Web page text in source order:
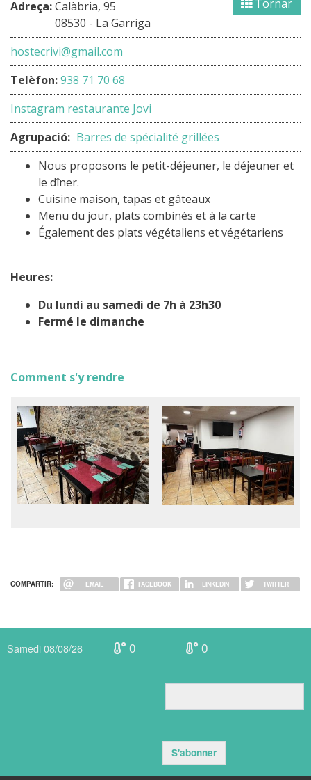
Tornar
Adreça:Calàbria, 95
08530 - La Garriga
hostecrivi@gmail.com
Telèfon:938 71 70 68
Instagram restaurante Jovi
Agrupació: Barres de spécialité grillées
Nous proposons le petit-déjeuner, le déjeuner et
le dîner.
Cuisine maison, tapas et gâteaux
Menu du jour, plats combinés et à la carte
Également des plats végétaliens et végétariens
Heures:
Du lundi au samedi de 7h à 23h30
Fermé le dimanche
Comment s'y rendre
Image Image
COMPARTIR: EMAIL FACEBOOK LINKEDIN TWITTER
Samedi 08/08/26 0 0
S'abonner